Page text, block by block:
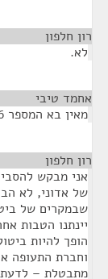
רון חלפון
לא.
אחמד טיבי
מאין בא המספר 6 שעות?
רון חלפון
אני מבקש
של אדוני, לא
שבמקרים של
יינתנו הטבות
וחברת התעופה
מתבטלת –